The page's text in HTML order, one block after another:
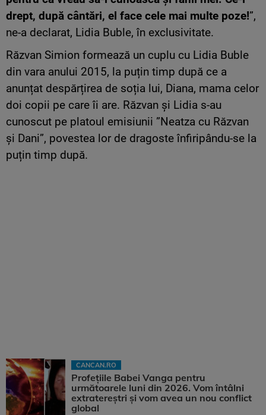
drept, după cântări, el face cele mai multe poze!”,
ne-a declarat, Lidia Buble, în exclusivitate.
Răzvan Simion formează un cuplu cu Lidia Buble
din vara anului 2015, la puțin timp după ce a
anunțat despărțirea de soția lui, Diana, mama celor
doi copii pe care îi are. Răzvan și Lidia s-au
cunoscut pe platoul emisiunii ”Neatza cu Răzvan
și Dani”, povestea lor de dragoste înfiripându-se la
puțin timp după.
CANCAN.RO
Profețiile Babei Vanga pentru
următoarele luni din 2026. Vom întâlni
extratereștri și vom avea un nou conflict
global